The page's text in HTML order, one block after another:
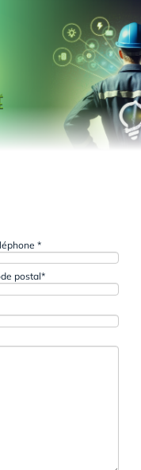
*
postal*